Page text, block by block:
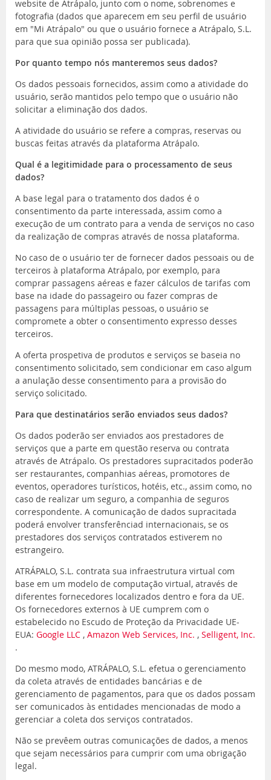
website de Atrápalo, junto com o nome, sobrenomes e
fotografia (dados que aparecem em seu perfil de usuário
em "Mi Atrápalo" ou que o usuário fornece a Atrápalo, S.L.
para que sua opinião possa ser publicada).
Por quanto tempo nós manteremos seus dados?
Os dados pessoais fornecidos, assim como a atividade do
usuário, serão mantidos pelo tempo que o usuário não
solicitar a eliminação dos dados.
A atividade do usuário se refere a compras, reservas ou
buscas feitas através da plataforma Atrápalo.
Qual é a legitimidade para o processamento de seus
dados?
A base legal para o tratamento dos dados é o
consentimento da parte interessada, assim como a
execução de um contrato para a venda de serviços no caso
da realização de compras através de nossa plataforma.
No caso de o usuário ter de fornecer dados pessoais ou de
terceiros à plataforma Atrápalo, por exemplo, para
comprar passagens aéreas e fazer cálculos de tarifas com
base na idade do passageiro ou fazer compras de
passagens para múltiplas pessoas, o usuário se
compromete a obter o consentimento expresso desses
terceiros.
A oferta prospetiva de produtos e serviços se baseia no
consentimento solicitado, sem condicionar em caso algum
a anulação desse consentimento para a provisão do
serviço solicitado.
Para que destinatários serão enviados seus dados?
Os dados poderão ser enviados aos prestadores de
serviços que a parte em questão reserva ou contrata
através de Atrápalo. Os prestadores supracitados poderão
ser restaurantes, companhias aéreas, promotores de
eventos, operadores turísticos, hotéis, etc., assim como, no
caso de realizar um seguro, a companhia de seguros
correspondente. A comunicação de dados supracitada
poderá envolver transferênciad internacionais, se os
prestadores dos serviços contratados estiverem no
estrangeiro.
ATRÁPALO, S.L. contrata sua infraestrutura virtual com
base em um modelo de computação virtual, através de
diferentes fornecedores localizados dentro e fora da UE.
Os fornecedores externos à UE cumprem com o
estabelecido no Escudo de Proteção da Privacidade UE-
EUA: Google LLC , Amazon Web Services, Inc. , Selligent, Inc.
.
Do mesmo modo, ATRÁPALO, S.L. efetua o gerenciamento
da coleta através de entidades bancárias e de
gerenciamento de pagamentos, para que os dados possam
ser comunicados às entidades mencionadas de modo a
gerenciar a coleta dos serviços contratados.
Não se prevêem outras comunicações de dados, a menos
que sejam necessários para cumprir com uma obrigação
legal.